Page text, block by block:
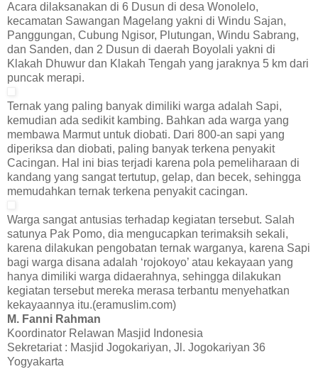
Acara dilaksanakan di 6 Dusun di desa Wonolelo,
kecamatan Sawangan Magelang yakni di Windu Sajan,
Panggungan, Cubung Ngisor, Plutungan, Windu Sabrang,
dan Sanden, dan 2 Dusun di daerah Boyolali yakni di
Klakah Dhuwur dan Klakah Tengah yang jaraknya 5 km dari
puncak merapi.
Ternak yang paling banyak dimiliki warga adalah Sapi,
kemudian ada sedikit kambing. Bahkan ada warga yang
membawa Marmut untuk diobati. Dari 800-an sapi yang
diperiksa dan diobati, paling banyak terkena penyakit
Cacingan. Hal ini bias terjadi karena pola pemeliharaan di
kandang yang sangat tertutup, gelap, dan becek, sehingga
memudahkan ternak terkena penyakit cacingan.
Warga sangat antusias terhadap kegiatan tersebut. Salah
satunya Pak Pomo, dia mengucapkan terimaksih sekali,
karena dilakukan pengobatan ternak warganya, karena Sapi
bagi warga disana adalah ‘rojokoyo’ atau kekayaan yang
hanya dimiliki warga didaerahnya, sehingga dilakukan
kegiatan tersebut mereka merasa terbantu menyehatkan
kekayaannya itu.(eramuslim.com)
M. Fanni Rahman
Koordinator Relawan Masjid Indonesia
Sekretariat : Masjid Jogokariyan, Jl. Jogokariyan 36
Yogyakarta